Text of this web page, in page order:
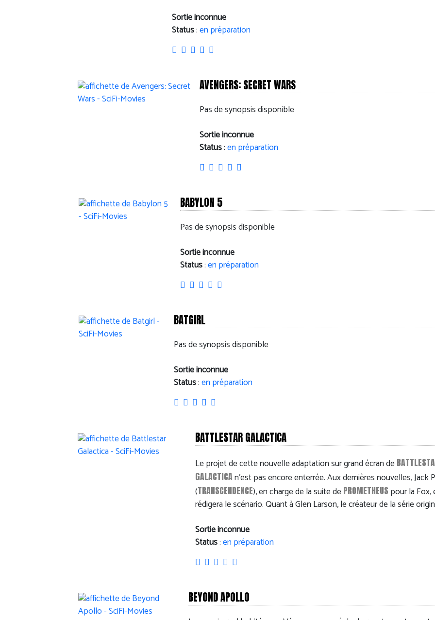
Sortie inconnue
Status:en préparation
AVENGERS: SECRET WARS
Pas de synopsis disponible
Sortie inconnue
Status:en préparation
BABYLON 5
Pas de synopsis disponible
Sortie inconnue
Status:en préparation
BATGIRL
Pas de synopsis disponible
Sortie inconnue
Status:en préparation
BATTLESTAR GALACTICA
Le projet de cette nouvelle adaptation sur grand écran de
GALACTICAn'est pas encore enterrée. Aux dernières nouvelles, Jack
(TRANSCENDENCE), en charge de la suite dePROMETHEUS pour la Fox,
rédigera le scénario. Quant à Glen Larson, le créateur de la série
Sortie inconnue
Status:en préparation
BEYOND APOLLO